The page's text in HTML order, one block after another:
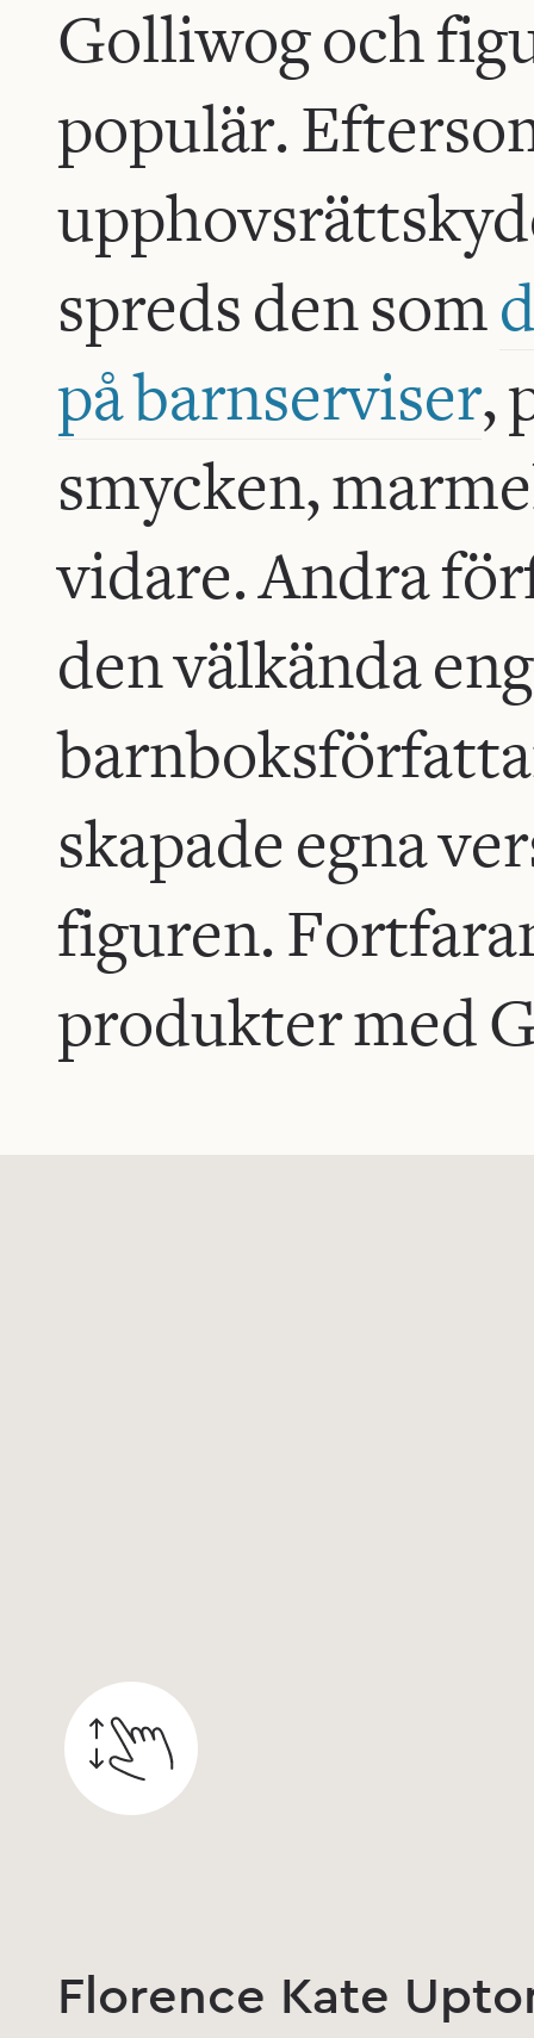
Golliwog och
populär.
spreds den som
på barnserviser,
smycken,
vidare. Andra
den välkända
skapade egna
figuren.
produkter med
Florence Kate